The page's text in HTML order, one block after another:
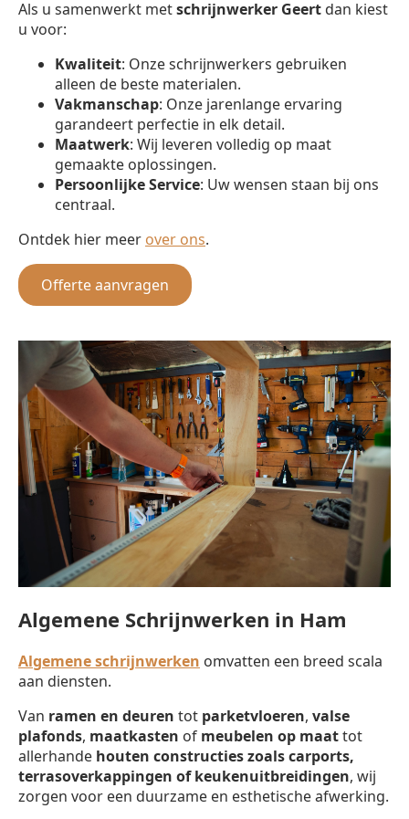
Als u samenwerkt metschrijnwerker Geert dan kiest
u voor:
Kwaliteit: Onze schrijnwerkers gebruiken
alleen de beste materialen.
Vakmanschap: Onze jarenlange ervaring
garandeert perfectie in elk detail.
Maatwerk: Wij leveren volledig op maat
gemaakte oplossingen.
Persoonlijke Service: Uw wensen staan bij ons
centraal.
Ontdek hier meer over ons.
Offerte aanvragen
Algemene Schrijnwerken in Ham
Algemene schrijnwerken omvatten een breed scala
aan diensten.
Van ramen en deuren tot parketvloeren, valse
plafonds, maatkasten of meubelen op maattot
allerhande houten constructies zoals carports,
terrasoverkappingen of keukenuitbreidingen, wij
zorgen voor een duurzame en esthetische afwerking.